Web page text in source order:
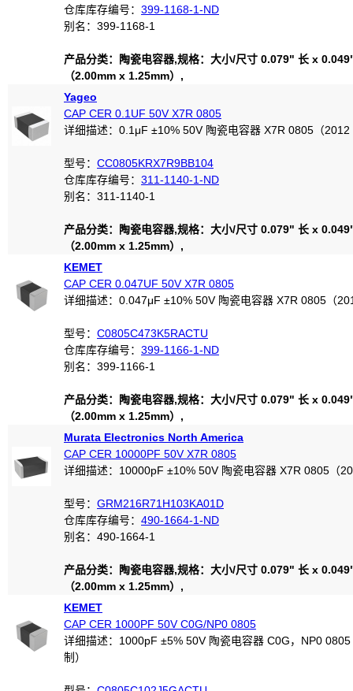
仓库库存编号： 399-1168-1-ND
别名：399-1168-1
产品分类：陶瓷电容器,规格：大小/尺寸 0.079" 长 x
（2.00mm x 1.25mm）,
Yageo
CAP CER 0.1UF 50V X7R 0805
详细描述：0.1μF ±10% 50V 陶瓷电容器 X7R 0805（2012
型号： CC0805KRX7R9BB104
仓库库存编号： 311-1140-1-ND
别名：311-1140-1
产品分类：陶瓷电容器,规格：大小/尺寸 0.079" 长 x
（2.00mm x 1.25mm）,
KEMET
CAP CER 0.047UF 50V X7R 0805
详细描述：0.047μF ±10% 50V 陶瓷电容器 X7R 0805（
型号： C0805C473K5RACTU
仓库库存编号： 399-1166-1-ND
别名：399-1166-1
产品分类：陶瓷电容器,规格：大小/尺寸 0.079" 长 x
（2.00mm x 1.25mm）,
Murata Electronics North America
CAP CER 10000PF 50V X7R 0805
详细描述：10000pF ±10% 50V 陶瓷电容器 X7R 0805（
型号： GRM216R71H103KA01D
仓库库存编号： 490-1664-1-ND
别名：490-1664-1
产品分类：陶瓷电容器,规格：大小/尺寸 0.079" 长 x
（2.00mm x 1.25mm）,
KEMET
CAP CER 1000PF 50V C0G/NP0 0805
详细描述：1000pF ±5% 50V 陶瓷电容器 C0G，NP0
制）